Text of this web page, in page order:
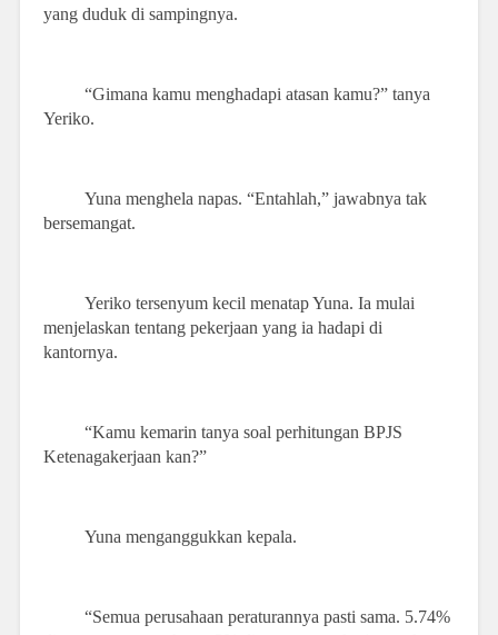
yang duduk di sampingnya.
“Gimana kamu menghadapi atasan kamu?” tanya
Yeriko.
Yuna menghela napas. “Entahlah,” jawabnya tak
bersemangat.
Yeriko tersenyum kecil menatap Yuna. Ia mulai
menjelaskan tentang pekerjaan yang ia hadapi di
kantornya.
“Kamu kemarin tanya soal perhitungan BPJS
Ketenagakerjaan kan?”
Yuna menganggukkan kepala.
“Semua perusahaan peraturannya pasti sama. 5.74%